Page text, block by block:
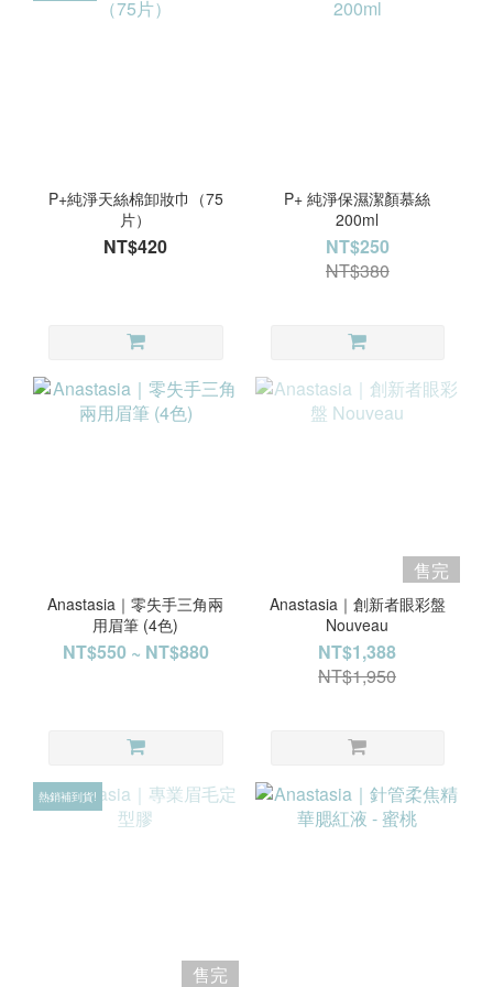
P+純淨天絲棉卸妝巾（75
片）
NT$420
P+ 純淨保濕潔顏慕絲
200ml
NT$250
NT$380
Anastasia｜零失手三角兩
用眉筆 (4色)
NT$550 ~ NT$880
售完
Anastasia｜創新者眼彩盤
Nouveau
NT$1,388
NT$1,950
熱銷補到貨!
售完